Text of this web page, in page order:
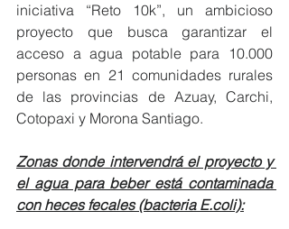
iniciativa “Reto 10k”, un ambicioso
proyecto que busca garantizar el
acceso a agua potable para 10.000
personas en 21 comunidades rurales
de las provincias de Azuay, Carchi,
Cotopaxi y Morona Santiago.
Zonas donde intervendrá el proyecto y
el agua para beber está contaminada
con heces fecales (bacteria E.coli):